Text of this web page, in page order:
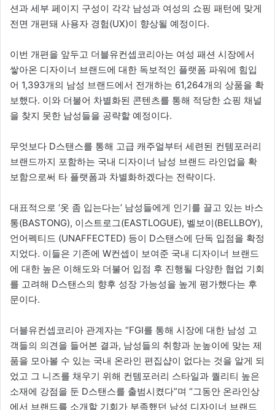
션과 세부 페이지 구성이 각각 남성과 여성의 쇼핑 패턴에 맞게
전면 개편돼 사용자 경험(UX)이 향상될 예정이다.
이번 개편을 앞두고 더블유컨셉코리아는 여성 패션 시장에서
쌓아온 디자이너 브랜드에 대한 독보적인 플랫폼 파워에 힘입
어 1,393개의 남성 브랜드에서 전개하는 61,264개의 상품을 확
보했다. 이와 더불어 차별화된 콘텐츠를 통해 적당한 쇼핑 채널
을 찾지 못한 남성들을 공략할 예정이다.
무엇보다 D스탠스를 통해 고급 캐주얼부터 세련된 컨템포러리
브랜드까지 포함하는 국내 디자이너 남성 브랜드 라인업을 확
보함으로써 타 플랫폼과 차별화하겠다는 전략이다.
대표적으로 ‘옷 좀 입는다는’ 남성들에게 인기를 끌고 있는 바스
통(BASTONG), 이스트로그(EASTLOGUE), 벨보이(BELLBOY),
언어펙티드 (UNAFFECTED) 등이 D스탠스에 단독 입점을 확정
지었다. 이들은 기존에 W컨셉이 보여준 국내 디자이너 브랜드
에 대한 높은 이해도와 더불어 입점 후 진행될 다양한 협업 기회
를 고려해 D스탠스의 향후 성장 가능성을 높게 평가했다는 후
문이다.
더블유컨셉코리아 관계자는 “FGI를 통해 시장에 대한 남성 고
객들의 의견을 들어본 결과, 남성들의 취향과 눈높이에 맞는 제
품을 모아볼 수 있는 국내 온라인 편집샵이 없다는 것을 알게 되
었고 그 니즈를 채우기 위해 컨템포러리 스타일과 퀄리티 높은
소재에 강점을 둔 D스탠스를 출범시켰다”며 “그동안 온라인상
에서 브랜드를 소개할 기회가 부족했던 남성 디자이너 브랜드